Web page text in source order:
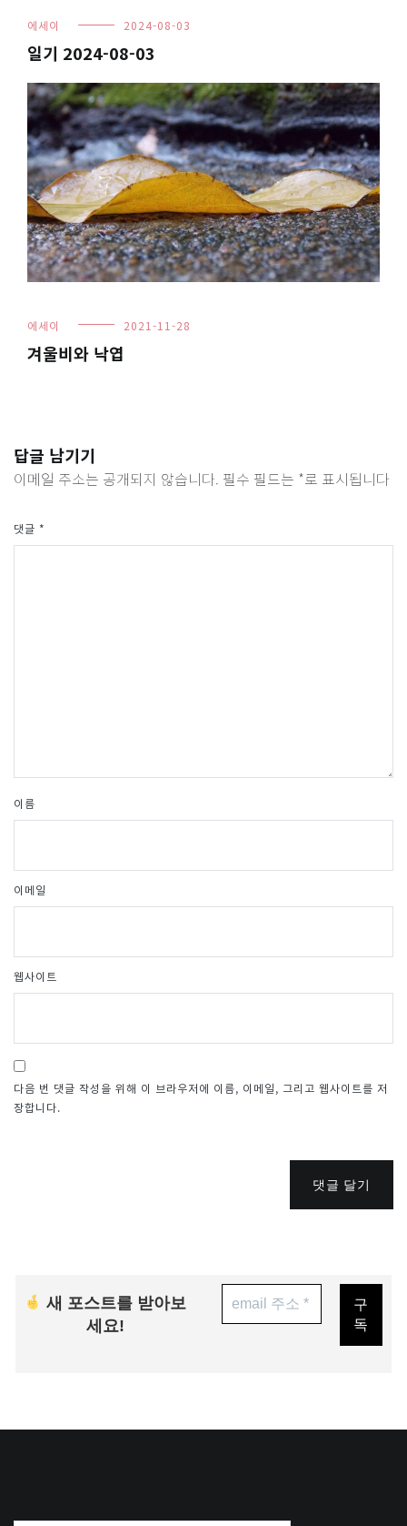
에세이 2024-08-03
일기 2024-08-03
에세이 2021-11-28
겨울비와 낙엽
답글 남기기
이메일 주소는 공개되지 않습니다. 필수 필드는 *로 표시됩니다
댓글 *
이름
이메일
웹사이트
다음 번 댓글 작성을 위해 이 브라우저에 이름, 이메일, 그리고 웹사이트를 저
장합니다.
댓글 달기
새 포스트를 받아보
세요!